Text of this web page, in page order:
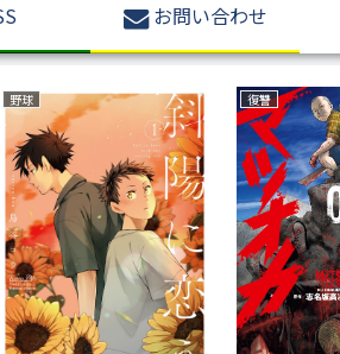
お問い合わせ
野球 復讐